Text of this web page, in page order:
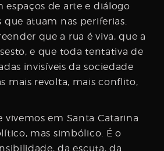
espaços de arte e diálogo
que atuam nas periferias.
que a rua é viva, que a
e que toda tentativa de
invisíveis da sociedade
mais revolta, mais conflito,
vivemos em Santa Catarina
mas simbólico. É o
da escuta, da